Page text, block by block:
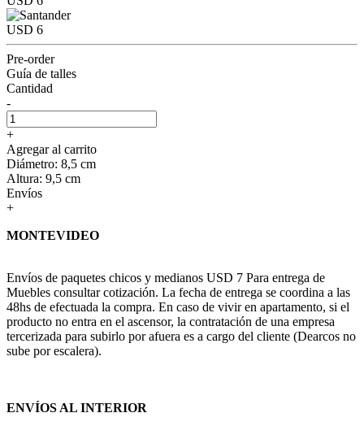
USD 6
Pre-order
Guía de talles
Cantidad
-
+
Agregar al carrito
Diámetro: 8,5 cm
Altura: 9,5 cm
Envíos
+
MONTEVIDEO
Envíos de paquetes chicos y medianos USD 7 Para entrega de
Muebles consultar cotización. La fecha de entrega se coordina a las
48hs de efectuada la compra. En caso de vivir en apartamento, si el
producto no entra en el ascensor, la contratación de una empresa
tercerizada para subirlo por afuera es a cargo del cliente (Dearcos no
sube por escalera).
ENVÍOS AL INTERIOR